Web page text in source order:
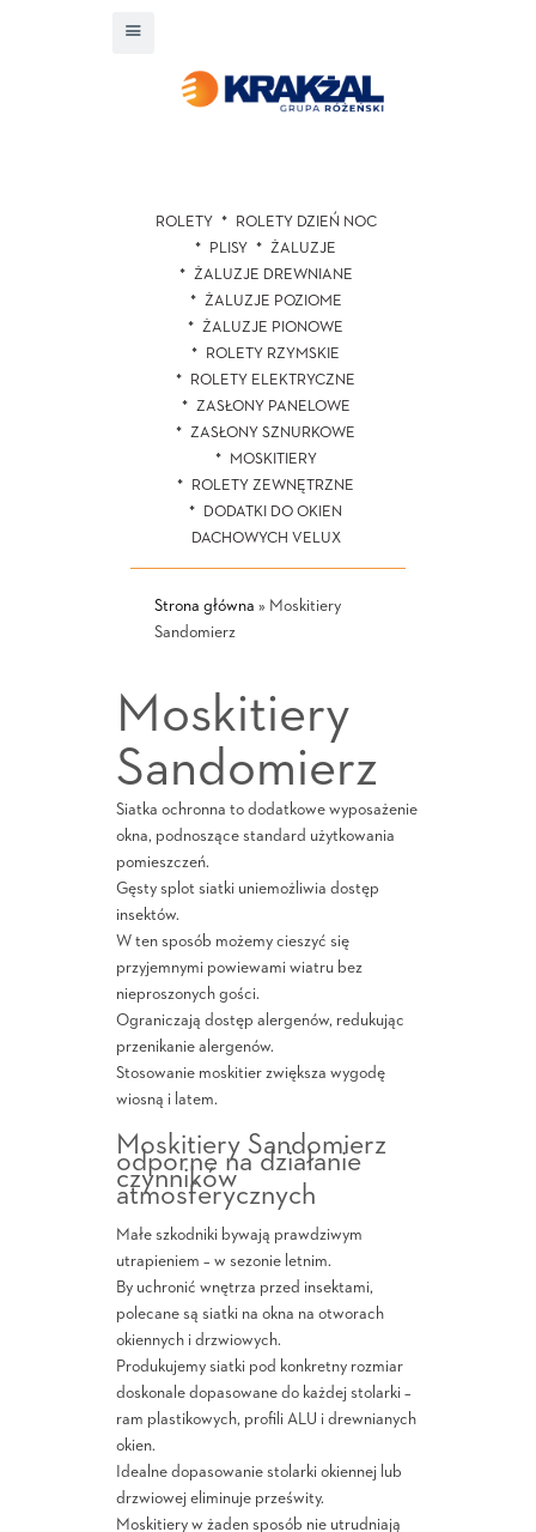
ROLETY
ROLETY DZIEŃ NOC
PLISY
ŻALUZJE
ŻALUZJE DREWNIANE
ŻALUZJE POZIOME
ŻALUZJE PIONOWE
ROLETY RZYMSKIE
ROLETY ELEKTRYCZNE
ZASŁONY PANELOWE
ZASŁONY SZNURKOWE
MOSKITIERY
ROLETY ZEWNĘTRZNE
DODATKI DO OKIEN
DACHOWYCH VELUX
Strona główna » Moskitiery
Sandomierz
Moskitiery
Sandomierz
Siatka ochronna to dodatkowe wyposażenie
okna, podnoszące standard użytkowania
pomieszczeń.
Gęsty splot siatki uniemożliwia dostęp
insektów.
W ten sposób możemy cieszyć się
przyjemnymi powiewami wiatru bez
nieproszonych gości.
Ograniczają dostęp alergenów, redukując
przenikanie alergenów.
Stosowanie moskitier zwiększa wygodę
wiosną i latem.
Moskitiery Sandomierz
odporne na działanie
czynników
atmosferycznych
Małe szkodniki bywają prawdziwym
utrapieniem – w sezonie letnim.
By uchronić wnętrza przed insektami,
polecane są siatki na okna na otworach
okiennych i drzwiowych.
Produkujemy siatki pod konkretny rozmiar
doskonale dopasowane do każdej stolarki –
ram plastikowych, profili ALU i drewnianych
okien.
Idealne dopasowanie stolarki okiennej lub
drzwiowej eliminuje prześwity.
Moskitiery w żaden sposób nie utrudniają